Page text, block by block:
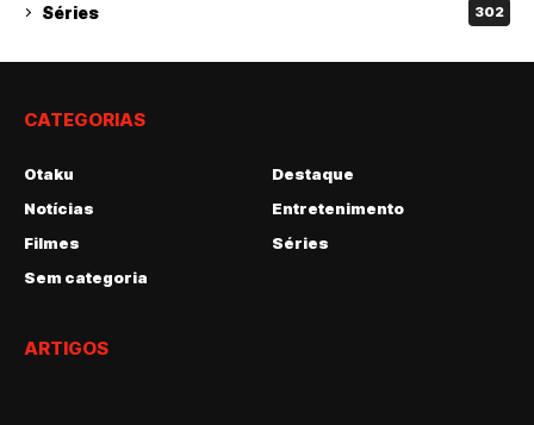
Séries 302
CATEGORIAS
Otaku
Destaque
Notícias
Entretenimento
Filmes
Séries
Sem categoria
ARTIGOS